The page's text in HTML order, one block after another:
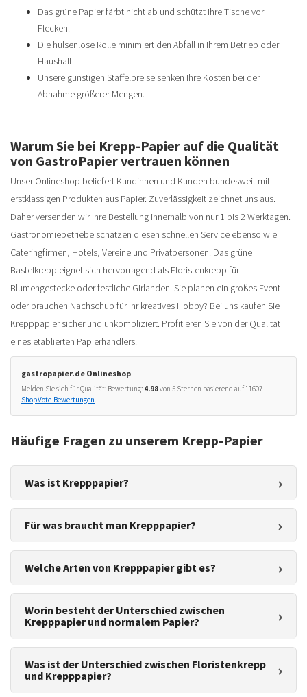
Das grüne Papier färbt nicht ab und schützt Ihre Tische vor
Flecken.
Die hülsenlose Rolle minimiert den Abfall in Ihrem Betrieb oder
Haushalt.
Unsere günstigen Staffelpreise senken Ihre Kosten bei der
Abnahme größerer Mengen.
Warum Sie bei Krepp-Papier auf die Qualität
von GastroPapier vertrauen können
Unser Onlineshop beliefert Kundinnen und Kunden bundesweit mit
erstklassigen Produkten aus Papier. Zuverlässigkeit zeichnet uns aus.
Daher versenden wir Ihre Bestellung innerhalb von nur 1 bis 2 Werktagen.
Gastronomiebetriebe schätzen diesen schnellen Service ebenso wie
Cateringfirmen, Hotels, Vereine und Privatpersonen. Das grüne
Bastelkrepp eignet sich hervorragend als Floristenkrepp für
Blumengestecke oder festliche Girlanden. Sie planen ein großes Event
oder brauchen Nachschub für Ihr kreatives Hobby? Bei uns kaufen Sie
Krepppapier sicher und unkompliziert. Profitieren Sie von der Qualität
eines etablierten Papierhändlers.
gastropapier.de Onlineshop
Melden Sie sich für Qualität: Bewertung: 4.98von 5 Sternen basierend auf11607
ShopVote-Bewertungen.
Häufige Fragen zu unserem Krepp-Papier
Was ist Krepppapier?
Für was braucht man Krepppapier?
Welche Arten von Krepppapier gibt es?
Worin besteht der Unterschied zwischen
Krepppapier und normalem Papier?
Was ist der Unterschied zwischen Floristenkrepp
und Krepppapier?